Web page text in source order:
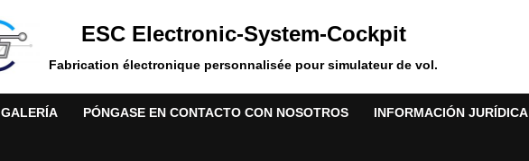
ESC Electronic-System-Cockpit
Fabrication électronique personnalisée pour simulateur de vol.
GALERÍA PÓNGASE EN CONTACTO CON NOSOTROS INFORMACIÓN JURÍDICA